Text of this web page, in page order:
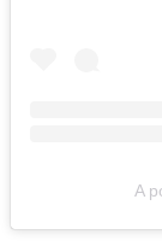
A